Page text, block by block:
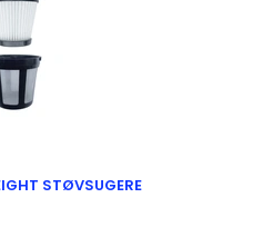
STØVSUGERE